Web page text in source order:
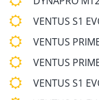
VENTUS S1
VENTUS
VENTUS
VENTUS S1